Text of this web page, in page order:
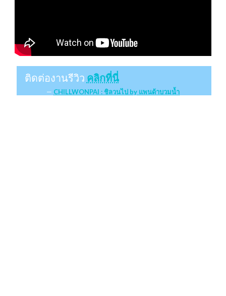
ติดต่องานรีวิว คลิกที่นี่
CHILLWONPAI : ชิลวนไป by แพนด้าบวมน้ำ